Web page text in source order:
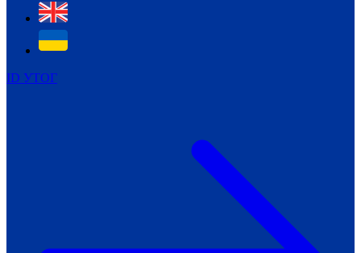
ID УТОГ
Всеукраїнський пісенний
челендж «Україно, ти є!»
Молодіжний челендж «Жестова
мова для мене – це…»
Репортажі спеціальних та
інклюзивних начальних закладів